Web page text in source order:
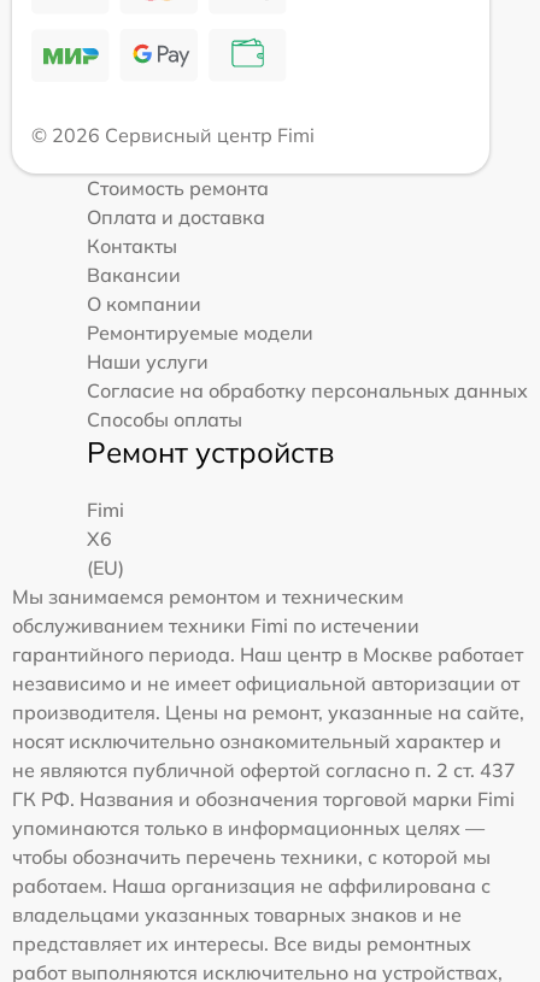
© 2026 Сервисный центр Fimi
Стоимость ремонта
Оплата и доставка
Контакты
Вакансии
О компании
Ремонтируемые модели
Наши услуги
Согласие на обработку персональных данных
Способы оплаты
Ремонт устройств
Fimi
X6
(EU)
Мы занимаемся ремонтом и техническим
обслуживанием техники Fimi по истечении
гарантийного периода. Наш центр в Москве работает
независимо и не имеет официальной авторизации от
производителя. Цены на ремонт, указанные на сайте,
носят исключительно ознакомительный характер и
не являются публичной офертой согласно п. 2 ст. 437
ГК РФ. Названия и обозначения торговой марки Fimi
упоминаются только в информационных целях —
чтобы обозначить перечень техники, с которой мы
работаем. Наша организация не аффилирована с
владельцами указанных товарных знаков и не
представляет их интересы. Все виды ремонтных
работ выполняются исключительно на устройствах,